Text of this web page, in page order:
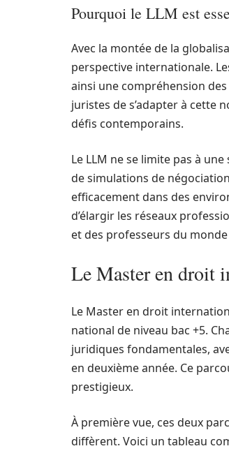
Pourquoi le LLM est
Avec la montée de la
perspective internationale.
ainsi une compréhension
juristes de s’adapter à cette
défis contemporains.
Le LLM ne se limite pas à
de simulations de
efficacement dans des
d’élargir les réseaux
et des professeurs du monde
Le Master en droit
Le Master en droit
national de niveau bac +5.
juridiques fondamentales,
en deuxième année. Ce
prestigieux.
À première vue, ces deux
diffèrent. Voici un tableau